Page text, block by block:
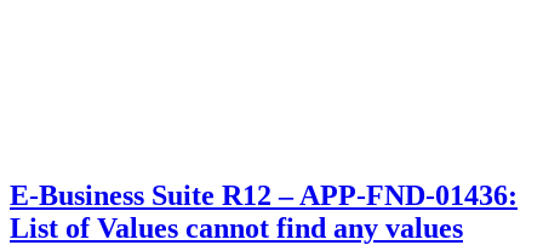
E-Business Suite R12 – APP-FND-01436:
List of Values cannot find any values